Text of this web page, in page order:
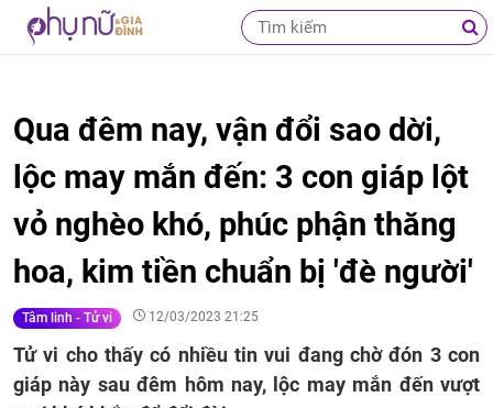
Qua đêm nay, vận đổi sao dời,
lộc may mắn đến: 3 con giáp lột
vỏ nghèo khó, phúc phận thăng
hoa, kim tiền chuẩn bị 'đè người'
Tâm linh - Tử vi 12/03/2023 21:25
Tử vi cho thấy có nhiều tin vui đang chờ đón 3 con
giáp này sau đêm hôm nay, lộc may mắn đến vượt